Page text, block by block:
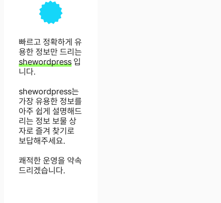
빠르고 정확하게 유
용한 정보만 드리는
shewordpress 입
니다.
shewordpress는
가장 유용한 정보를
아주 쉽게 설명해드
리는 정보 보물 상
자로 즐겨 찾기로
보답해주세요.
쾌적한 운영을 약속
드리겠습니다.